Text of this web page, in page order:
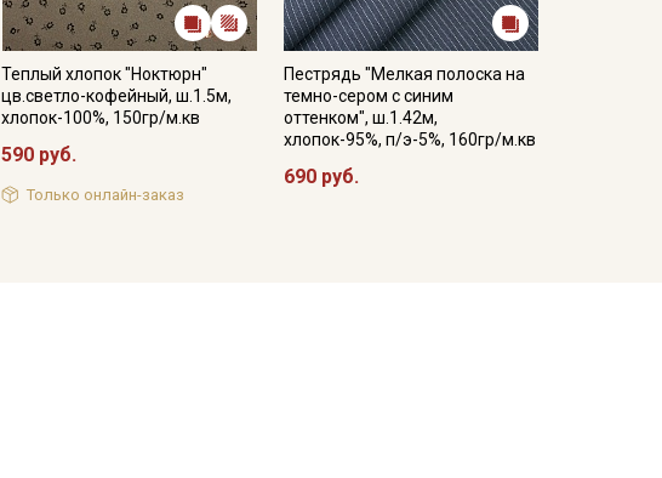
Теплый хлопок "Ноктюрн"
цв.светло-кофейный, ш.1.5м,
хлопок-100%, 150гр/м.кв
590 руб.
Только онлайн-заказ
Пестрядь "Мелкая полоска на
темно-сером с синим
оттенком", ш.1.42м,
хлопок-95%, п/э-5%, 160гр/м.кв
690 руб.